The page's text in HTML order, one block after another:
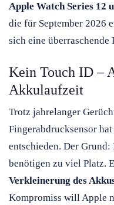
Apple Watch Series 12
die für September 2026
sich eine
Kein Touch ID –
Akkulaufzeit
Trotz jahrelanger
Fingerabdrucksensor
entschieden. Der
benötigen zu viel Platz.
Verkleinerung des
Kompromiss will Apple